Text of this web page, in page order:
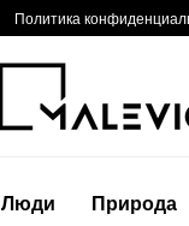
Политика
Люди Природа